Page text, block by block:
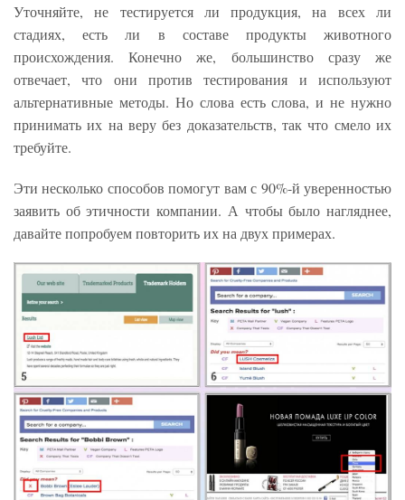
Уточняйте, не тестируется ли продукция, на всех ли
стадиях, есть ли в составе продукты животного
происхождения. Конечно же, большинство сразу же
отвечает, что они против тестирования и используют
альтернативные методы. Но слова есть слова, и не нужно
принимать их на веру без доказательств, так что смело их
требуйте.
Эти несколько способов помогут вам с 90%-й уверенностью
заявить об этичности компании. А чтобы было нагляднее,
давайте попробуем повторить их на двух примерах.